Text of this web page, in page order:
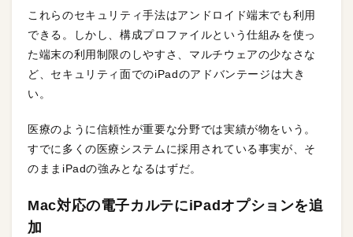
これらのセキュリティ手法はアンドロイド端末でも利用
できる。しかし、構成プロファイルという仕組みを使っ
た端末の利用制限のしやすさ、マルチウェアの少なさな
ど、セキュリティ面でのiPadのアドバンテージは大き
い。
医療のように信頼性が重要な分野では実績が物をいう。
すでに多くの医療システムに採用されている事実が、そ
のままiPadの強みとなるはずだ。
Mac対応の電子カルテにiPadオプションを追
加